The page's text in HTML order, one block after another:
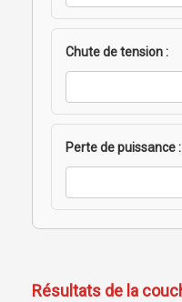
Chute de tension :
Perte de puissance :
Résultats de la